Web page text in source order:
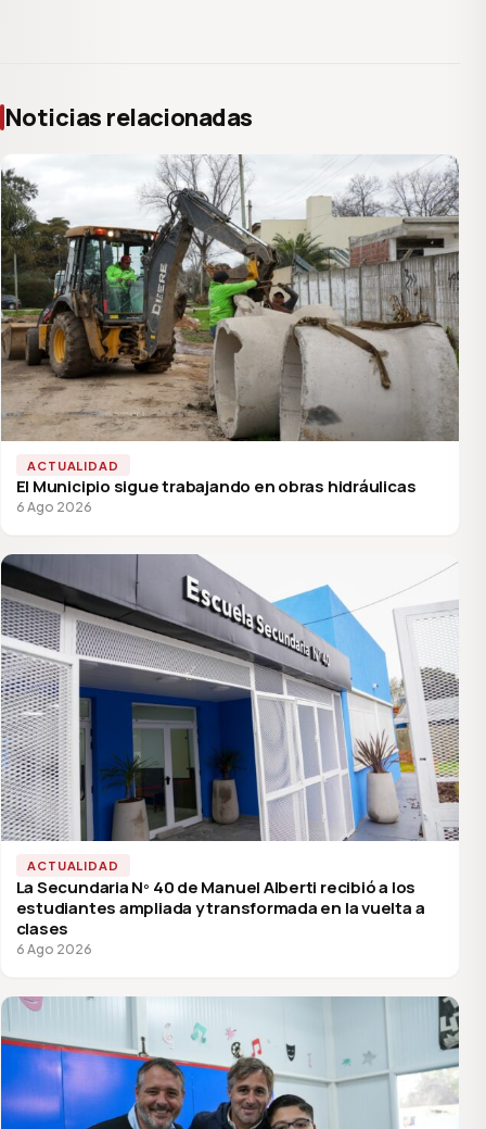
Noticias relacionadas
ACTUALIDAD
El Municipio sigue trabajando en obras hidráulicas
6 Ago 2026
ACTUALIDAD
La Secundaria Nº 40 de Manuel Alberti recibió a los
estudiantes ampliada y transformada en la vuelta a
clases
6 Ago 2026